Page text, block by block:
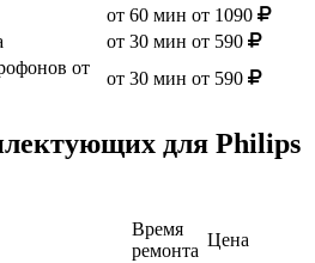
от 60 мин от 1090
от 30 мин от 590
от
от 30 мин от 590
для Philips
Время
ремонта
Цена